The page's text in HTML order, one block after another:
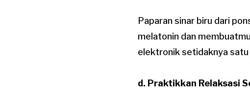
Paparan sinar biru dari
melatonin dan
elektronik setidaknya satu
d. Praktikkan Relaksasi